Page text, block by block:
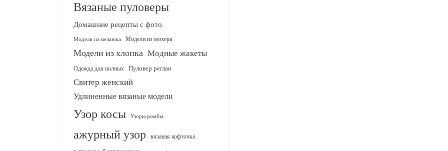
Вязаные пуловеры
Домашние рецепты с фото
Модели из меланжа Модели из мохера
Модели из хлопка Модные жакеты
Одежда для полных Пуловер реглан
Свитер женский
Удлиненные вязаные модели
Узор косы Узоры ромбы
ажурный узор вязаная кофточка